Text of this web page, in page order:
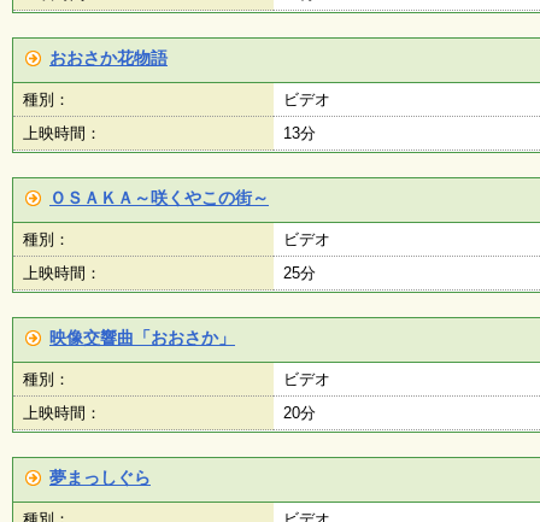
おおさか花物語
種別：
ビデオ
上映時間：
13分
ＯＳＡＫＡ～咲くやこの街～
種別：
ビデオ
上映時間：
25分
映像交響曲「おおさか」
種別：
ビデオ
上映時間：
20分
夢まっしぐら